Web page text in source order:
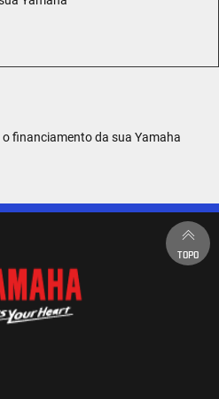
financiamento da sua Yamaha
TOPO